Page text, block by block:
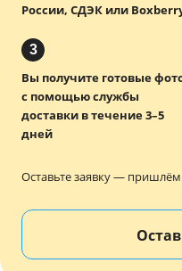
России, СДЭК или
3
Вы получите готовые
с помощью службы
доставки в течение 3–5
дней
Оставьте заявку —